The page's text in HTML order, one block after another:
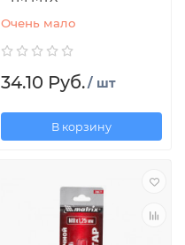
Очень мало
34.10 Руб./ шт
В корзину